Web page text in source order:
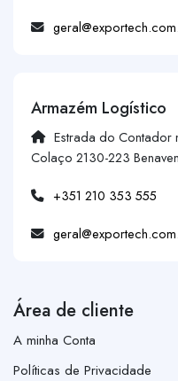
Armazém Logístico
Estrada do Contador
Colaço 2130-223
+351 210 353 555
Área de cliente
A minha Conta
Políticas de Privacidade